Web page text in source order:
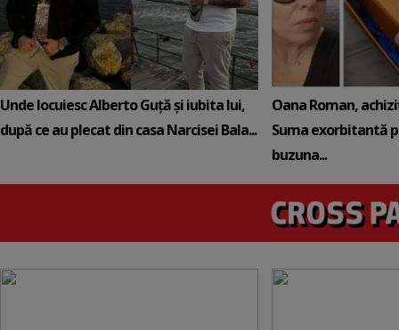
Unde locuiesc Alberto Guță și iubita lui,
după ce au plecat din casa Narcisei Bala...
Oana Roman,
Suma exorbitantă
buzuna...